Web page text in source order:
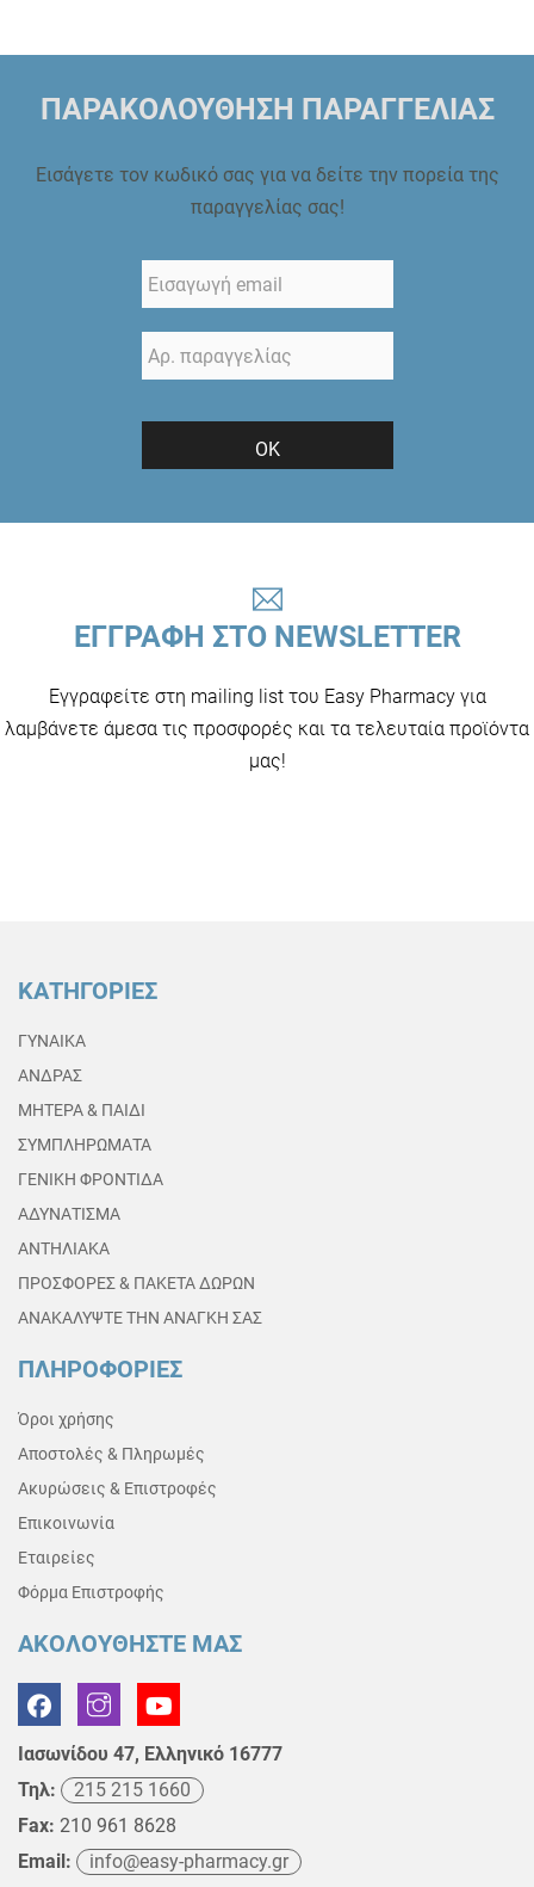
ΠΑΡΑΚΟΛΟΥΘΗΣΗ ΠΑΡΑΓΓΕΛΙΑΣ
Εισάγετε τον κωδικό σας για να δείτε την πορεία της
παραγγελίας σας!
ΟΚ
ΕΓΓΡΑΦΗ ΣΤΟ NEWSLETTER
Εγγραφείτε στη mailing list του Easy Pharmacy για
λαμβάνετε άμεσα τις προσφορές και τα τελευταία προϊόντα
μας!
ΚΑΤΗΓΟΡΙΕΣ
ΓΥΝΑΙΚΑ
ΑΝΔΡΑΣ
ΜΗΤΕΡΑ & ΠΑΙΔΙ
ΣΥΜΠΛΗΡΩΜΑΤΑ
ΓΕΝΙΚΗ ΦΡΟΝΤΙΔΑ
ΑΔΥΝΑΤΙΣΜΑ
ΑΝΤΗΛΙΑΚΑ
ΠΡΟΣΦΟΡΕΣ & ΠΑΚΕΤΑ ΔΩΡΩΝ
ΑΝΑΚΑΛΥΨΤΕ ΤΗΝ ΑΝΑΓΚΗ ΣΑΣ
ΠΛΗΡΟΦΟΡΙΕΣ
Όροι χρήσης
Αποστολές & Πληρωμές
Ακυρώσεις & Επιστροφές
Επικοινωνία
Εταιρείες
Φόρμα Επιστροφής
ΑΚΟΛΟΥΘΗΣΤΕ ΜΑΣ
Ιασωνίδου 47, Ελληνικό 16777
Τηλ:
215 215 1660
Fax: 210 961 8628
Email:
info@easy-pharmacy.gr